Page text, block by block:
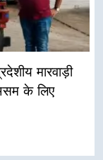
मारवाड़ी
के लिए